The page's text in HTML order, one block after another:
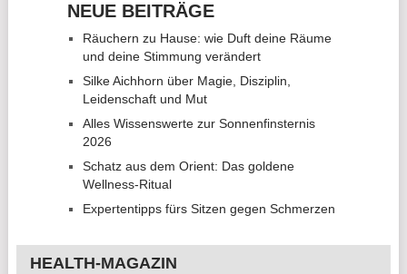
NEUE BEITRÄGE
Räuchern zu Hause: wie Duft deine Räume
und deine Stimmung verändert
Silke Aichhorn über Magie, Disziplin,
Leidenschaft und Mut
Alles Wissenswerte zur Sonnenfinsternis
2026
Schatz aus dem Orient: Das goldene
Wellness-Ritual
Expertentipps fürs Sitzen gegen Schmerzen
HEALTH-MAGAZIN